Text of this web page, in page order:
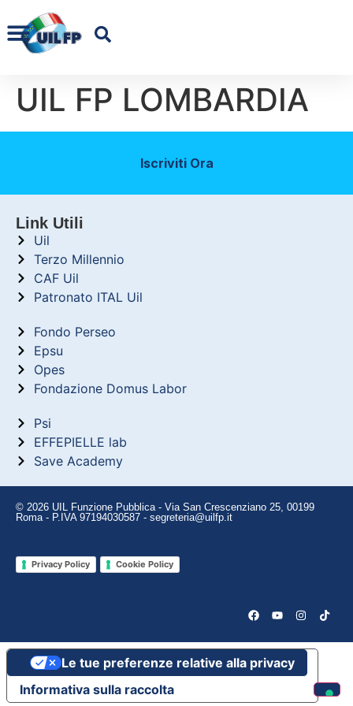
UIL FP LOMBARDIA
Iscriviti Ora
Link Utili
Uil
Terzo Millennio
CAF Uil
Patronato ITAL Uil
Fondo Perseo
Epsu
Opes
Fondazione Domus Labor
Psi
EFFEPIELLE lab
Save Academy
© 2026 UIL Funzione Pubblica - Via San Crescenziano 25, 00199
Roma - P.IVA 97194030587 - segreteria@uilfp.it
Privacy Policy Cookie Policy
Informativa sulla raccolta
Le tue preferenze relative alla privacy